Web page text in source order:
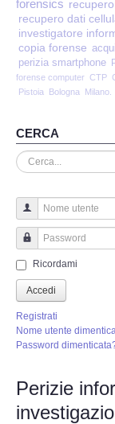
Perizia
Perizia
Perizia
Perizia
Perizia E-
Perizia
Perizia
Perizia
Perizia
Perizia
forensics
recupero dati
investigatore
copia forense
perizia smartphone
forense computer CTP
Pistoia
Bologna Milano.
CERCA
Cerca...
Nome utente
Password
Ricordami
Accedi
Registrati
Nome utente
Password
Perizie